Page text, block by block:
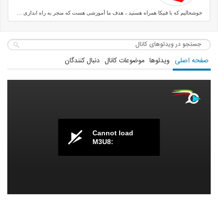
صفحه اصلی ویدئوها موضوعات کانال دنبال کنندگان
Cannot load
M3U8: